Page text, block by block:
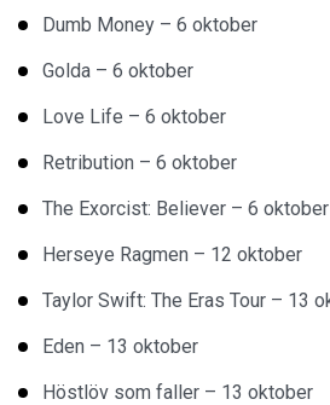
Dumb Money – 6 oktober
Golda – 6 oktober
Love Life – 6 oktober
Retribution – 6 oktober
The Exorcist: Believer – 6 oktober
Herseye Ragmen – 12 oktober
Taylor Swift: The Eras Tour – 13
Eden – 13 oktober
Höstlöv som faller – 13 oktober